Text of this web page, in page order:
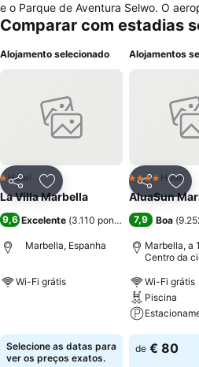
e o Parque de Aventura Selwo. O
Aeroporto de Málaga. Os serviços do
O hotel também oferece no terraço
condicionado, camas desmontáveis,
serviço de TV via satélite, minibar e
telefônica. Os quartos também
Comparar com estadias
Alojamento selecionado
PartilharAdicionar aos favoritos
1 Estrelas
Hotel
La Villa Marbella
9,6 Excelente (3.110 pontuações )
Marbella, Espanha
Wi-Fi grátis
Selecione as datas para
ver os preços exatos.
Alojamentos
Partilhar
4 EstrelasHotel
AluaSun
7,9 Boa (
Marbella, a
Centro da
Wi-Fi grátis
Piscina
Ver preços
de € 80